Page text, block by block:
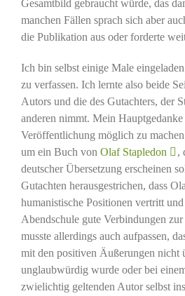
Gesamtbild gebraucht würde, das
manchen Fällen sprach sich aber
die Publikation aus oder forderte
Ich bin selbst einige Male
zu verfassen. Ich lernte also beide
Autors und die des Gutachters, der
anderen nimmt. Mein
Veröffentlichung möglich zu
um ein Buch von Olaf Stapledon
,
deutscher Übersetzung erscheinen
Gutachten herausgestrichen, dass
humanistische Positionen vertritt
Abendschule gute Verbindungen
musste allerdings auch aufpassen,
mit den positiven Äußerungen nicht
unglaubwürdig wurde oder bei
zwielichtig geltenden Autor selbst